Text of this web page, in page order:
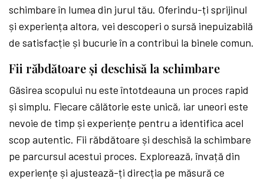
schimbare în lumea din jurul tău. Oferindu-ți sprijinul
și experiența altora, vei descoperi o sursă inepuizabilă
de satisfacție și bucurie în a contribui la binele comun.
Fii răbdătoare și deschisă la schimbare
Găsirea scopului nu este întotdeauna un proces rapid
și simplu. Fiecare călătorie este unică, iar uneori este
nevoie de timp și experiențe pentru a identifica acel
scop autentic. Fii răbdătoare și deschisă la schimbare
pe parcursul acestui proces. Explorează, învață din
experiențe și ajustează-ți direcția pe măsură ce